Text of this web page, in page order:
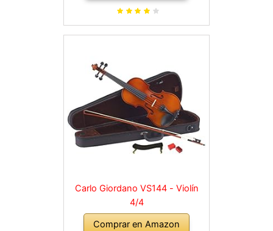
para hombro, maletín, abeto
Carlo Giordano VS144 - Violín
4/4
Comprar en Amazon